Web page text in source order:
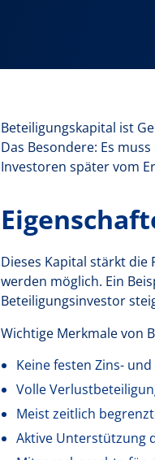
Beteiligungskapital ist
Das Besondere: Es
Investoren später vom
Dieses Kapital stärkt die
werden möglich. Ein
Beteiligungsinvestor
Wichtige Merkmale von
Keine festen Zins-
Volle
Meist zeitlich
Aktive Unterstützung